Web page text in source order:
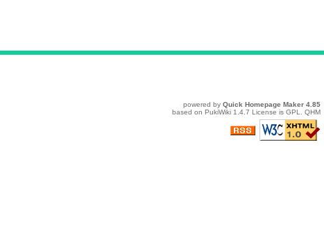
powered by Quick Homepage Maker 4.85
based on PukiWiki 1.4.7 License is GPL QHM